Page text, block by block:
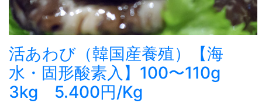
活あわび（韓国産養殖）【海
水・固形酸素入】100〜110g
3kg 5.400円/Kg